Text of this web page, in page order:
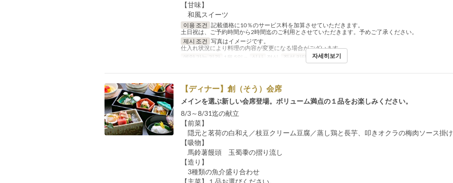
【甘味】
和風スイーツ
이용 조건 記載価格に10％のサービス料を加算させていただきます。
土日祝は、ご予約時間から2時間迄のご利用とさせていただきます。予めご了承ください。
제시 조건 写真はイメージです。
仕入れ状況により料理の内容が変更になる場合がございます。
예약 가능 기간
1월 5일 ~ 식사 점심 좌석 카테고리 Table seat
자세히보기
【ディナー】創（そう）会席
メインを選ぶ新しい会席登場。ボリューム満点の１品をお楽しみください。
8/3～8/31迄の献立
【前菜】
隠元と茗荷の白和え／枝豆クリーム豆腐／蒸し鶏と長芋、叩きオクラの梅肉ソース掛け
【吸物】
馬鈴薯饅頭 玉蜀黍の摺り流し
【造り】
3種類の魚介盛り合わせ
【主菜】１品お選びください。